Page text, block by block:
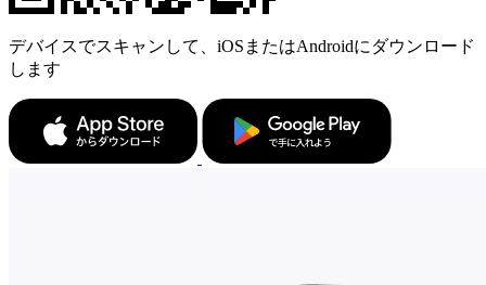
デバイスでスキャンして、iOSまたはAndroidにダウンロード
します